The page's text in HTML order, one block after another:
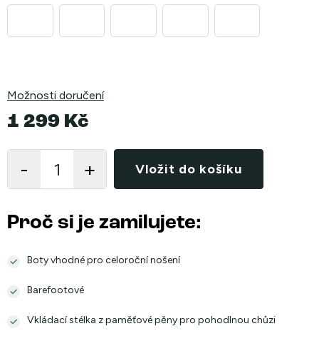
Možnosti doručení
1 299 Kč
cena:
Vložit do košíku
Proč si je zamilujete:
Boty vhodné pro celoroční nošení
Barefootové
Vkládací stélka z paměťové pěny pro pohodlnou chůzi